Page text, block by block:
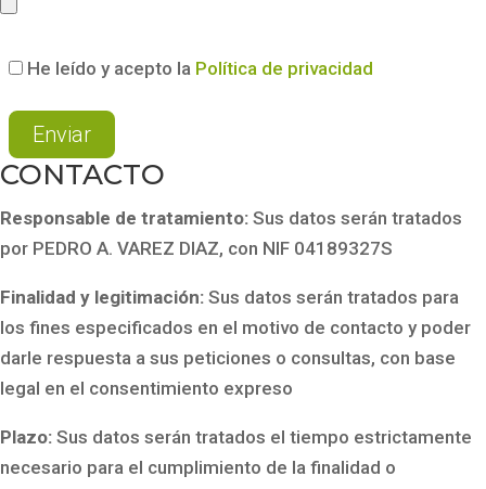
He leído y acepto la Política de privacidad
CONTACTO
Responsable de tratamiento: Sus datos serán tratados
por PEDRO A. VAREZ DIAZ, con NIF 04189327S
Finalidad y legitimación: Sus datos serán tratados para
los fines especificados en el motivo de contacto y poder
darle respuesta a sus peticiones o consultas, con base
legal en el consentimiento expreso
Plazo: Sus datos serán tratados el tiempo estrictamente
necesario para el cumplimiento de la finalidad o